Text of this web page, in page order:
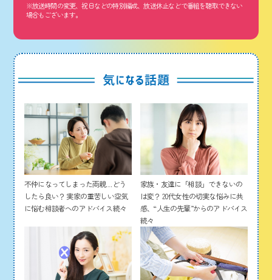
※放送時間の変更、祝日などの特別編成、放送休止などで番組を聴取できない
場合もございます。
不仲になってしまった両親…どう
したら良い？ 実家の重苦しい空気
に悩む相談者へのアドバイス続々
家族・友達に「相談」できないの
は変？ 20代女性の切実な悩みに共
感、“人生の先輩”からのアドバイス
続々